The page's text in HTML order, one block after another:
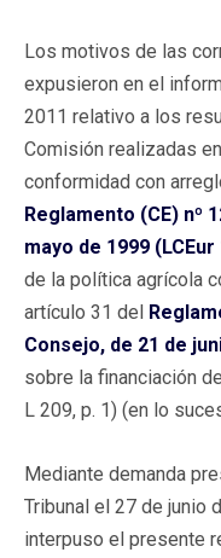
Los motivos de las
expusieron en el
2011 relativo a los
Comisión realizadas
conformidad con
Reglamento (CE) nº
mayo de 1999 (LCEur
de la política agrícola
artículo 31 del
Consejo, de 21 de
sobre la financiación
L 209, p. 1) (en lo
Mediante demanda
Tribunal el 27 de junio
interpuso el presente